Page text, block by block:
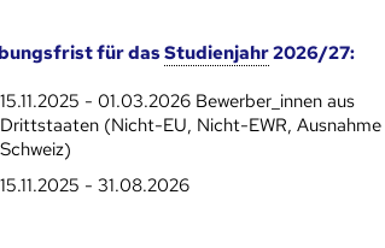
für dasStudienjahr2026/27:
15.11.2025 - 01.03.2026 Bewerber_innen aus
Drittstaaten (Nicht-EU, Nicht-EWR, Ausnahme
Schweiz)
15.11.2025 - 31.08.2026